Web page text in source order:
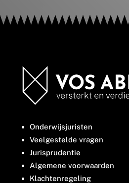
Onderwijsjuristen
Veelgestelde vragen
Jurisprudentie
Algemene voorwaarden
Klachtenregeling